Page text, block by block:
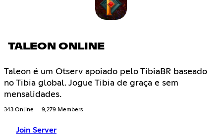
TALEON ONLINE
Taleon é um Otserv apoiado pelo TibiaBR baseado
no Tibia global. Jogue Tibia de graça e sem
mensalidades.
343 Online 9,279 Members
Join Server